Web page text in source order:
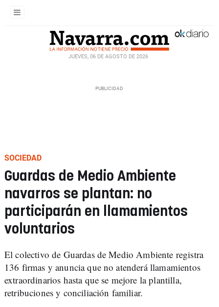
JUEVES, 06 DE AGOSTO DE 2026
SOCIEDAD
Guardas de Medio Ambiente
navarros se plantan: no
participarán en llamamientos
voluntarios
El colectivo de Guardas de Medio Ambiente registra
136 firmas y anuncia que no atenderá llamamientos
extraordinarios hasta que se mejore la plantilla,
retribuciones y conciliación familiar.